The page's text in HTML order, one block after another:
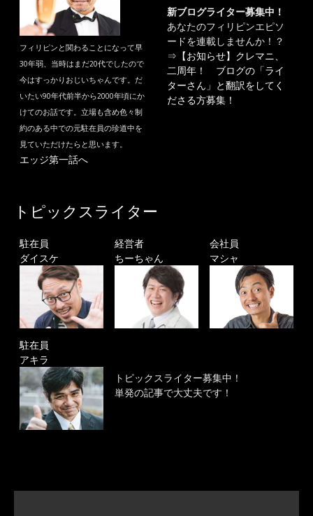
フィリピンと関わることになって早
30年弱、当時はまだ20代でしたので
今はすっかりおじいちゃんです。だ
いたい90年代前半から2000年頃にか
けてのお話です。立場も含め色々制
約のある中での元駐在員の珍道中を
見ていただけたらと思います。
エッジ第一話へ
新ブログライター募集中！
あなたのフィリピンエピソ
ードを連載しませんか！？
⇒ 【お知らせ】クレマニ、
二周年！ ブログの「ライ
ターさん」と翻訳をしてく
ださる方募集！
トピックスライター
駐在員
ダイスケ
経営者
ちーちゃん
会社員
マシャ
駐在員
アキラ
トピックスライター募集中！
単発の記事で大丈夫です！